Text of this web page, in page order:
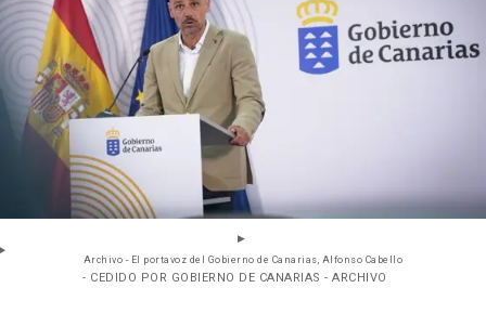
Archivo - El portavoz del Gobierno de Canarias, Alfonso Cabello
- CEDIDO POR GOBIERNO DE CANARIAS - ARCHIVO